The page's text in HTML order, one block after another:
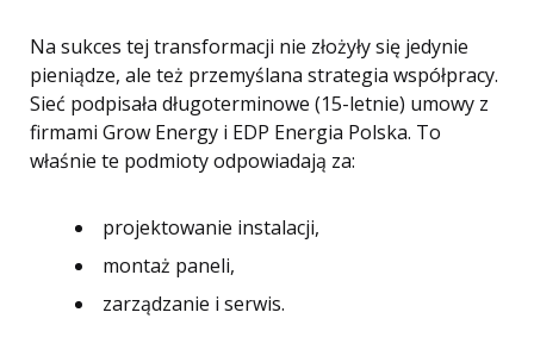
Na sukces tej transformacji nie złożyły się jedynie
pieniądze, ale też przemyślana strategia współpracy.
Sieć podpisała długoterminowe (15-letnie) umowy z
firmami Grow Energy i EDP Energia Polska. To
właśnie te podmioty odpowiadają za:
projektowanie instalacji,
montaż paneli,
zarządzanie i serwis.